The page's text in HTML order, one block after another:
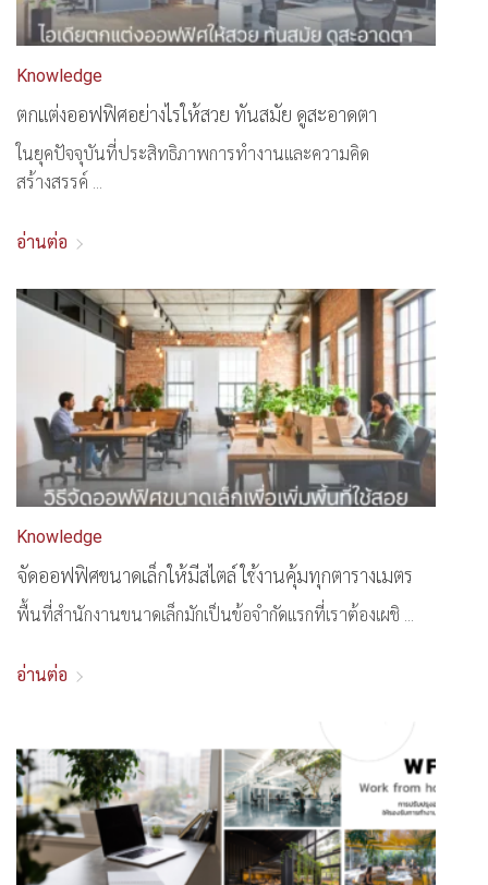
Knowledge
ตกแต่งออฟฟิศอย่างไรให้สวย ทันสมัย ดูสะอาดตา
ในยุคปัจจุบันที่ประสิทธิภาพการทำงานและความคิด
สร้างสรรค์ ...
อ่านต่อ
Knowledge
จัดออฟฟิศขนาดเล็กให้มีสไตล์ ใช้งานคุ้มทุกตารางเมตร
พื้นที่สำนักงานขนาดเล็กมักเป็นข้อจำกัดแรกที่เราต้องเผชิ ...
อ่านต่อ